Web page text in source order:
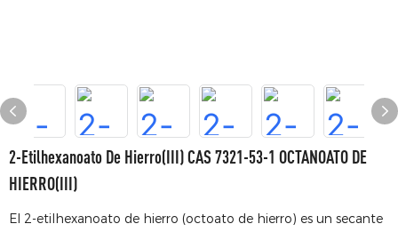
2-Etilhexanoato De Hierro(III) CAS 7321-53-1 OCTANOATO DE
HIERRO(III)
El 2-etilhexanoato de hierro (octoato de hierro) es un secante